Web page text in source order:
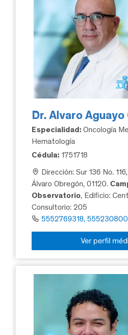
Dr. Alvaro Aguayo
Especialidad: Oncología
Hematología
Cédula: 1751718
Dirección: Sur 136 No.
Álvaro Obregón, 01120.
Observatorio, Edificio:
Consultorio: 205
5552769318,
Ver perfil